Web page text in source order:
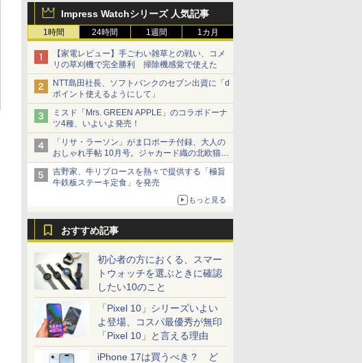
Impress Watchシリーズ 人気記事
1時間 24時間 1週間 1カ月
【家電レビュー】手ごわい雑草との戦い、コメ
リの草刈機で完全勝利 掃除機感覚で使えた
NTT島田社長、ソフトバンクのセブン出資に「d
ポイント使えるようにして」
ミスド「Mrs. GREEN APPLE」のコラボドーナ
ツ4種、いよいよ発売！
「リサ・ラーソン」がま口ポーチ付録、大人の
おしゃれ手帖 10月号。ジャカード織の北欧猫デ
ザイン
吉野家、牛リブロースを熱々で提供する「極旨
牛鉄板ステーキ定食」を発売
もっと見る
おすすめ記事
初心者の方におくる、スマー
トウォッチを選ぶときに確認
したい10のこと
「Pixel 10」シリーズいよい
よ登場、コスパ最優秀が無印
「Pixel 10」と言える理由
iPhone 17は買うべき？ ど